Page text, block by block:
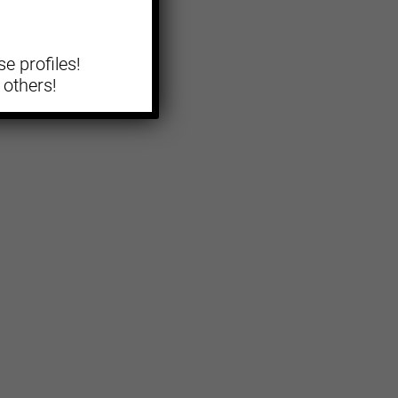
profiles!